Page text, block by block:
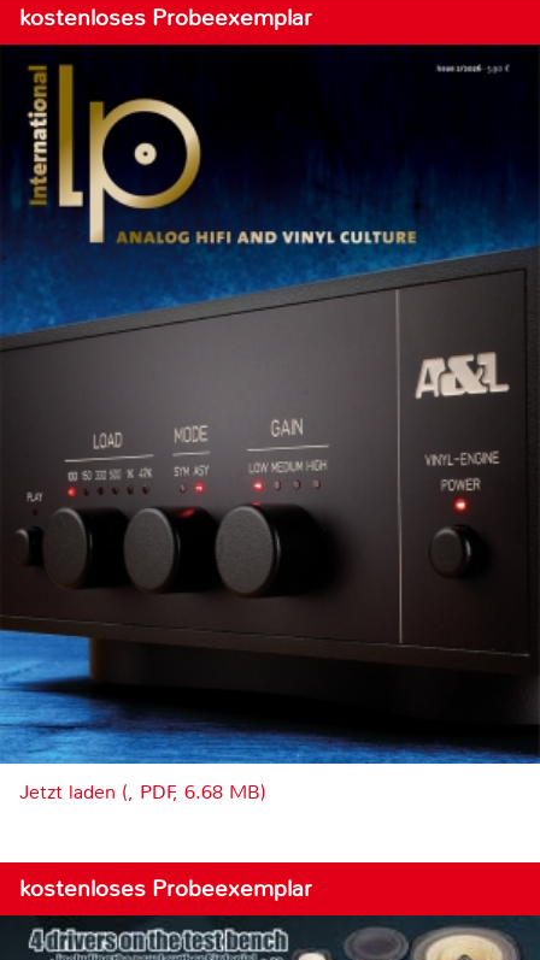
kostenloses Probeexemplar
Jetzt laden (, PDF, 6.68 MB)
kostenloses Probeexemplar